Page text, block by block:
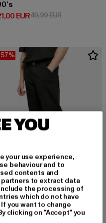
EUR Preis: 21,00 EUR
49,99 EURAktionspreis:
EUR
CLASSICS
EUR Preis: 30,10 EUR
69,99 EURAktionspreis:
YOU
your use experience,
behaviour and to
contents and
to extract data
the processing of
which do not have
you want to change
clicking on "Accept" you